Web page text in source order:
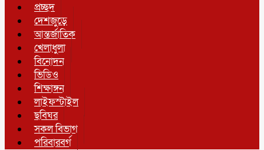
প্রচ্ছদ
দেশজুড়ে
আন্তর্জাতিক
খেলাধুলা
বিনোদন
ভিডিও
শিক্ষাঙ্গন
লাইফস্টাইল
ছবিঘর
সকল বিভাগ
পরিবারবর্গ